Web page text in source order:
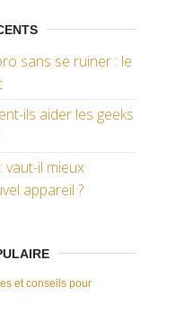
sans se ruiner : le
ils aider les geeks
vaut-il mieux
appareil ?
et conseils pour